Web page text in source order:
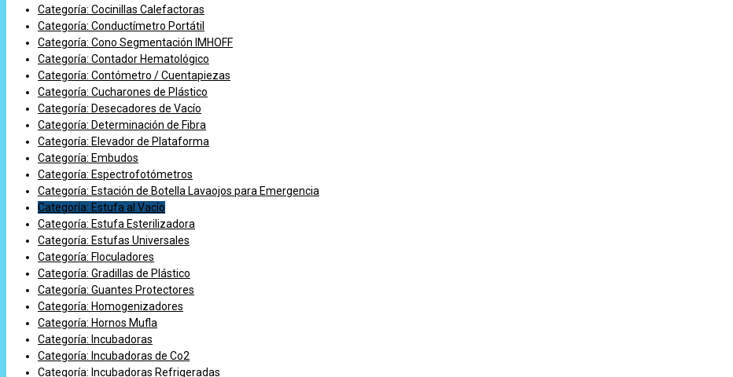
Categoría: Cocinillas Calefactoras
Categoría: Conductímetro Portátil
Categoría: Cono Segmentación IMHOFF
Categoría: Contador Hematológico
Categoría: Contómetro / Cuentapiezas
Categoría: Cucharones de Plástico
Categoría: Desecadores de Vacío
Categoría: Determinación de Fibra
Categoría: Elevador de Plataforma
Categoría: Embudos
Categoría: Espectrofotómetros
Categoría: Estación de Botella Lavaojos para Emergencia
Categoría: Estufa al Vacío
Categoría: Estufa Esterilizadora
Categoría: Estufas Universales
Categoría: Floculadores
Categoría: Gradillas de Plástico
Categoría: Guantes Protectores
Categoría: Homogenizadores
Categoría: Hornos Mufla
Categoría: Incubadoras
Categoría: Incubadoras de Co2
Categoría: Incubadoras Refrigeradas